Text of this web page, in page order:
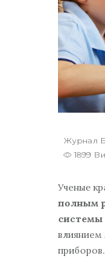
Журнал
1899
Ученые
полным
системы
влиянием